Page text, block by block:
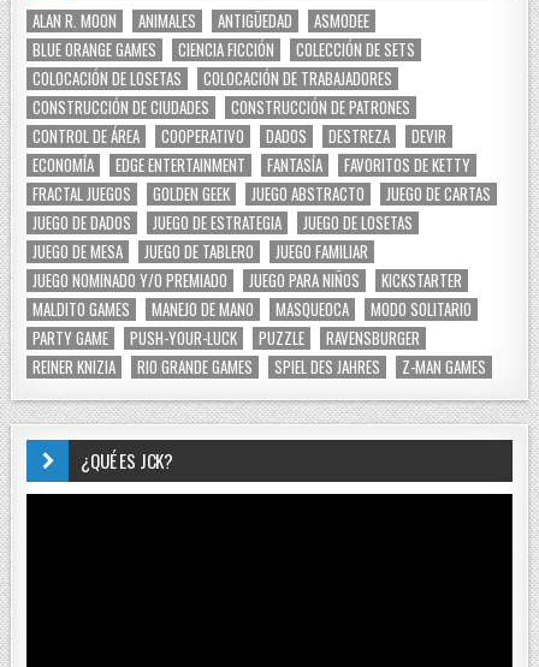
ALAN R. MOON ANIMALES ANTIGÜEDAD
ASMODEE
BLUE ORANGE GAMES
CIENCIA FICCIÓN
COLECCIÓN DE SETS
COLOCACIÓN DE LOSETAS
COLOCACIÓN DE TRABAJADORES
CONSTRUCCIÓN DE CIUDADES
CONSTRUCCIÓN DE PATRONES
CONTROL DE ÁREA
COOPERATIVO DADOS DESTREZA
DEVIR
ECONOMÍA
EDGE ENTERTAINMENT FANTASÍA
FAVORITOS DE KETTY
FRACTAL JUEGOS
GOLDEN GEEK JUEGO ABSTRACTO
JUEGO DE CARTAS
JUEGO DE DADOS
JUEGO DE ESTRATEGIA
JUEGO DE LOSETAS
JUEGO DE MESA
JUEGO DE TABLERO
JUEGO FAMILIAR
JUEGO NOMINADO Y/O PREMIADO
JUEGO PARA NIÑOS
KICKSTARTER
MALDITO GAMES
MANEJO DE MANO MASQUEOCA
MODO SOLITARIO
PARTY GAME
PUSH-YOUR-LUCK PUZZLE
RAVENSBURGER
REINER KNIZIA
RIO GRANDE GAMES SPIEL DES JAHRES Z-MAN GAMES
¿QUÉ ES JCK?